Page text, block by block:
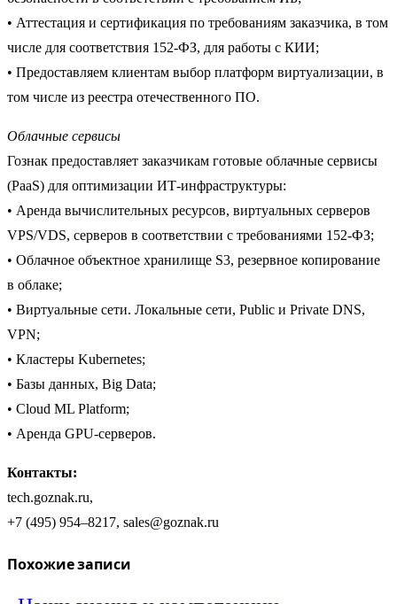
• Аттестация и сертификация по требованиям заказчика, в том
числе для соответствия 152-ФЗ, для работы с КИИ;
• Предоставляем клиентам выбор платформ виртуализации, в
том числе из реестра отечественного ПО.
Облачные сервисы
Гознак предоставляет заказчикам готовые облачные сервисы
(PaaS) для оптимизации ИТ-инфраструктуры:
• Аренда вычислительных ресурсов, виртуальных серверов
VPS/VDS, серверов в соответствии с требованиями 152-ФЗ;
• Облачное объектное хранилище S3, резервное копирование
в облаке;
• Виртуальные сети. Локальные сети, Public и Private DNS,
VPN;
• Кластеры Kubernetes;
• Базы данных, Big Data;
• Cloud ML Platform;
• Аренда GPU-серверов.
Контакты:
tech.goznak.ru,
+7 (495) 954–8217, sales@goznak.ru
Похожие записи